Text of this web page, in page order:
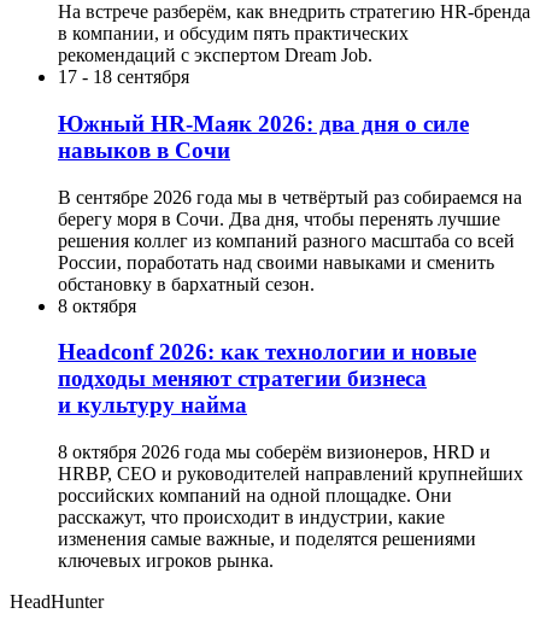
На встрече разберём, как внедрить стратегию HR-бренда
в компании, и обсудим пять практических
рекомендаций с экспертом Dream Job.
17 - 18 сентября
Южный HR-Маяк 2026: два дня о силе
навыков в Сочи
В сентябре 2026 года мы в четвёртый раз собираемся на
берегу моря в Сочи. Два дня, чтобы перенять лучшие
решения коллег из компаний разного масштаба со всей
России, поработать над своими навыками и сменить
обстановку в бархатный сезон.
8 октября
Headсonf 2026: как технологии и новые
подходы меняют стратегии бизнеса
и культуру найма
8 октября 2026 года мы соберём визионеров, HRD и
HRBP, СЕО и руководителей направлений крупнейших
российских компаний на одной площадке. Они
расскажут, что происходит в индустрии, какие
изменения самые важные, и поделятся решениями
ключевых игроков рынка.
HeadHunter